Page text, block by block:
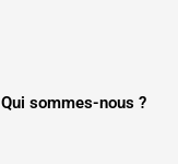
Qui sommes-nous ?